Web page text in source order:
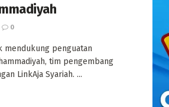
0
mendukung penguatan
tim pengembang
LinkAja Syariah. ...